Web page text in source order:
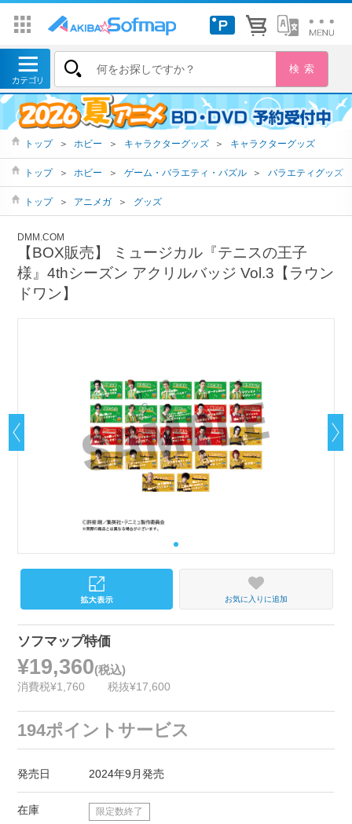
トップ ＞ ホビー ＞ キャラクターグッズ ＞ キャラクターグッズ
トップ ＞ ホビー ＞ ゲーム・バラエティ・パズル ＞ バラエティグッズ
トップ ＞ アニメガ ＞ グッズ
DMM.COM
【BOX販売】 ミュージカル『テニスの王子
様』4thシーズン アクリルバッジ Vol.3【ラウン
ドワン】
お気に入りに追加
ソフマップ特価
¥19,360(税込)
消費税¥1,760 税抜¥17,600
194ポイントサービス
発売日 2024年9月発売
在庫 限定数終了